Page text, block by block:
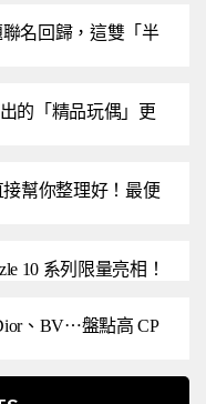
名回歸，這雙「半
的「精品玩偶」更
幫你整理好！最便
10 系列限量亮相！
、BV⋯盤點高 CP